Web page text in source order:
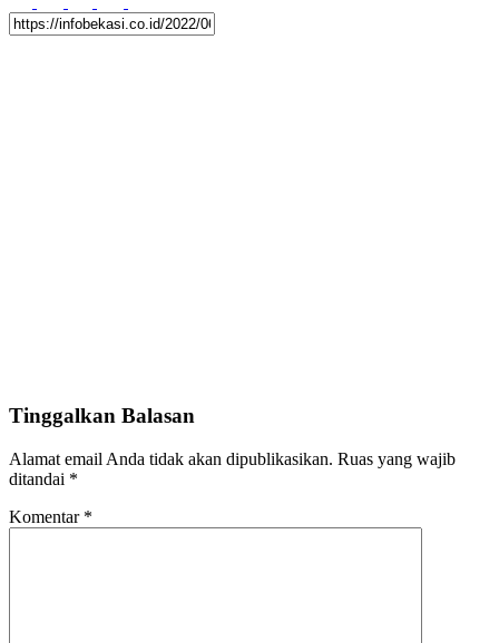
Tinggalkan Balasan
Alamat email Anda tidak akan dipublikasikan. Ruas yang wajib
ditandai *
Komentar *